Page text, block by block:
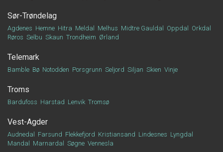
Sør-Trøndelag
Agdenes Hemne Hitra Meldal Melhus Midtre Gauldal Oppdal
Orkdal
Røros Selbu Skaun Trondheim Ørland
Telemark
Bamble Bø Notodden Porsgrunn Seljord Siljan Skien Vinje
Troms
Bardufoss Harstad Lenvik Tromsø
Vest-Agder
Audnedal Farsund Flekkefjord Kristiansand Lindesnes Lyngdal
Mandal
Marnardal Søgne Vennesla